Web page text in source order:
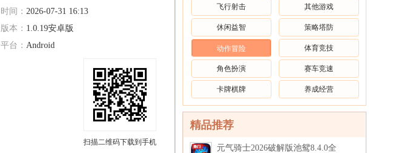
时间： 2026-07-31 16:13
版本： 1.0.19安卓版
平台： Android
扫描二维码下载到手机
飞行射击 其他游戏
休闲益智 策略塔防
动作冒险 体育竞技
角色扮演 赛车竞速
卡牌棋牌 养成经营
精品推荐
元气骑士2026破解版池鸳8.4.0全